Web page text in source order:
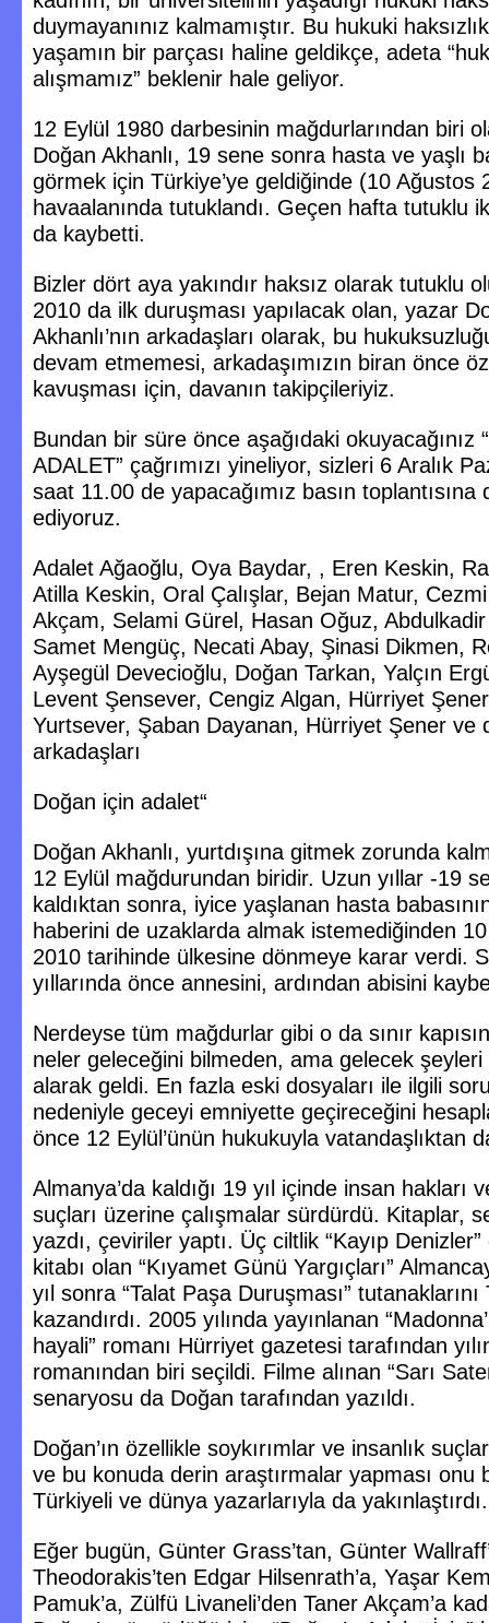
duymayanınız kalmamıştır. Bu hukuki
yaşamın bir parçası haline geldikçe, adeta
alışmamız” beklenir hale geliyor.
12 Eylül 1980 darbesinin mağdurlarından biri
Doğan Akhanlı, 19 sene sonra hasta ve yaşlı
görmek için Türkiye’ye geldiğinde (10 Ağustos
havaalanında tutuklandı. Geçen hafta tutuklu
da kaybetti.
Bizler dört aya yakındır haksız olarak tutuklu
2010 da ilk duruşması yapılacak olan, yazar
Akhanlı’nın arkadaşları olarak, bu
devam etmemesi, arkadaşımızın biran önce
kavuşması için, davanın takipçileriyiz.
Bundan bir süre önce aşağıdaki okuyacağınız
ADALET” çağrımızı yineliyor, sizleri 6 Aralık
saat 11.00 de yapacağımız basın toplantısına
ediyoruz.
Adalet Ağaoğlu, Oya Baydar, , Eren Keskin,
Atilla Keskin, Oral Çalışlar, Bejan Matur,
Akçam, Selami Gürel, Hasan Oğuz,
Samet Mengüç, Necati Abay, Şinasi Dikmen,
Ayşegül Devecioğlu, Doğan Tarkan, Yalçın
Levent Şensever, Cengiz Algan, Hürriyet
Yurtsever, Şaban Dayanan, Hürriyet Şener ve
arkadaşları
Doğan için adalet“
Doğan Akhanlı, yurtdışına gitmek zorunda
12 Eylül mağdurundan biridir. Uzun yıllar -19
kaldıktan sonra, iyice yaşlanan hasta
haberini de uzaklarda almak istemediğinden
2010 tarihinde ülkesine dönmeye karar verdi.
yıllarında önce annesini, ardından abisini
Nerdeyse tüm mağdurlar gibi o da sınır
neler geleceğini bilmeden, ama gelecek
alarak geldi. En fazla eski dosyaları ile ilgili
nedeniyle geceyi emniyette geçireceğini
önce 12 Eylül’ünün hukukuyla vatandaşlıktan
Almanya’da kaldığı 19 yıl içinde insan hakları
suçları üzerine çalışmalar sürdürdü. Kitaplar,
yazdı, çeviriler yaptı. Üç ciltlik “Kayıp
kitabı olan “Kıyamet Günü Yargıçları”
yıl sonra “Talat Paşa Duruşması”
kazandırdı. 2005 yılında yayınlanan
hayali” romanı Hürriyet gazetesi tarafından
romanından biri seçildi. Filme alınan “Sarı
senaryosu da Doğan tarafından yazıldı.
Doğan’ın özellikle soykırımlar ve insanlık
ve bu konuda derin araştırmalar yapması onu
Türkiyeli ve dünya yazarlarıyla da yakınlaştırdı.
Eğer bugün, Günter Grass’tan, Günter
Theodorakis’ten Edgar Hilsenrath’a, Yaşar
Pamuk’a, Zülfü Livaneli’den Taner Akçam’a